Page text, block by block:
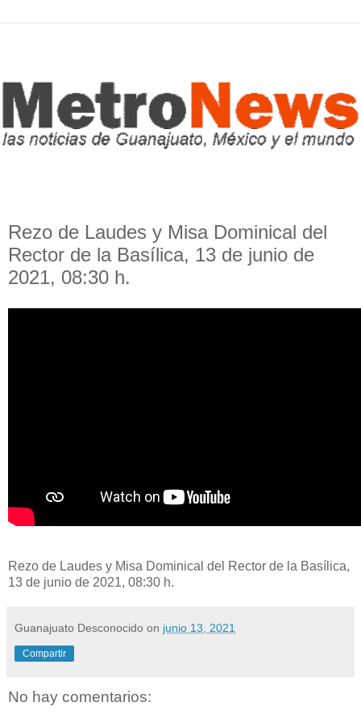
Rezo de Laudes y Misa Dominical del
Rector de la Basílica, 13 de junio de
2021, 08:30 h.
Rezo de Laudes y Misa Dominical del Rector de la Basílica,
13 de junio de 2021, 08:30 h.
Guanajuato Desconocido on junio 13, 2021
Compartir
No hay comentarios: